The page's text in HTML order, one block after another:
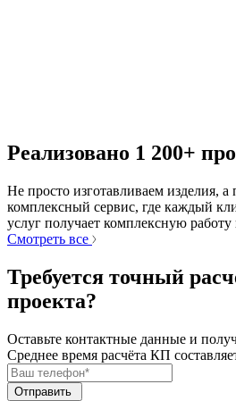
Реализовано 1 200+
Не просто изготавливаем изделия, а
комплексный сервис, где каждый
услуг получает комплексную
Смотреть все
Требуется точный
проекта?
Оставьте контактные данные и
Среднее время расчёта КП
Отправить